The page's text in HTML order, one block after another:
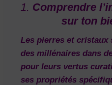
1. Comprendre
sur ton
Les pierres et cristaux
des millénaires dans
pour leurs vertus
ses propriétés